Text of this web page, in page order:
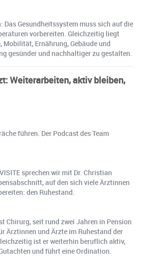
Das Gesundheitssystem muss sich auf die
vorbereiten. Gleichzeitig liegt
Mobilität, Ernährung, Gebäude und
gesünder und nachhaltiger zu gestalten.
Weiterarbeiten, aktiv bleiben,
führen. Der Podcast des Team
sprechen wir mit Dr. Christian
auf den sich viele Ärztinnen
den Ruhestand.
Chirurg, seit rund zwei Jahren in Pension
Ärztinnen und Ärzte im Ruhestand der
ist er weiterhin beruflich aktiv,
und führt eine Ordination.